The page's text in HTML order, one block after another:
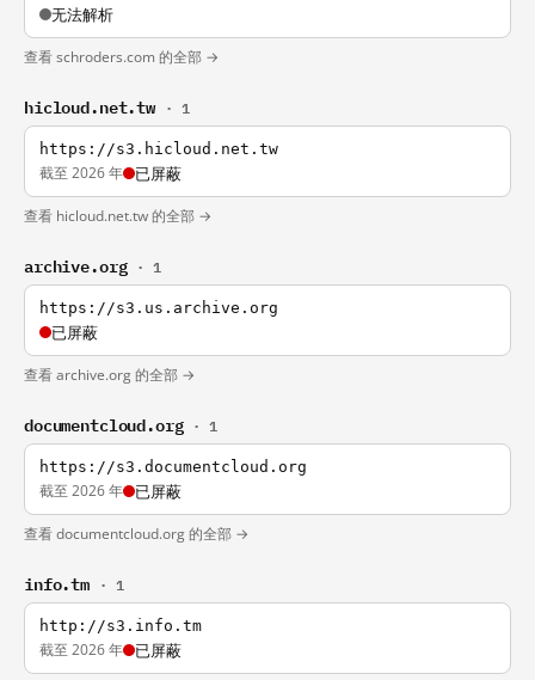
无法解析
查看 schroders.com 的全部 →
hicloud.net.tw · 1
https://s3.hicloud.net.tw
截至 2026 年 已屏蔽
查看 hicloud.net.tw 的全部 →
archive.org · 1
https://s3.us.archive.org
已屏蔽
查看 archive.org 的全部 →
documentcloud.org · 1
https://s3.documentcloud.org
截至 2026 年 已屏蔽
查看 documentcloud.org 的全部 →
info.tm · 1
http://s3.info.tm
截至 2026 年 已屏蔽